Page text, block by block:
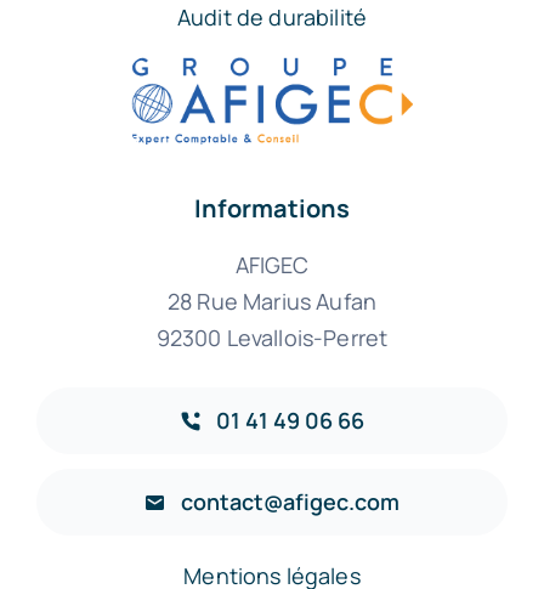
Audit de durabilité
Informations
AFIGEC
28 Rue Marius Aufan
92300 Levallois-Perret
01 41 49 06 66
contact@afigec.com
Mentions légales